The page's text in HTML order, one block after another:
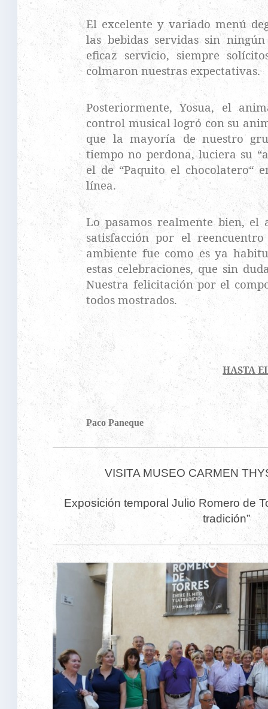
El excelente y variado menú
las bebidas servidas sin
eficaz servicio, siempre
colmaron nuestras expectativas.
Posteriormente, Yosua, el
control musical logró con su
que la mayoría de nuestro
tiempo no perdona, luciera su
el de “Paquito el chocolatero“
línea.
Lo pasamos realmente bien, el
satisfacción por el
ambiente fue como es ya
estas celebraciones, que sin
Nuestra felicitación por el
todos mostrados.
HASTA
Paco Paneque
VISITA MUSEO CARMEN
Exposición temporal Julio Romero de
tradición”